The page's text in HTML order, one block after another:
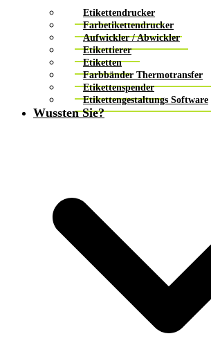
Etikettendrucker
Farbetikettendrucker
Aufwickler / Abwickler
Etikettierer
Etiketten
Farbbänder Thermotransfer
Etikettenspender
Etikettengestaltungs Software
Wussten Sie?